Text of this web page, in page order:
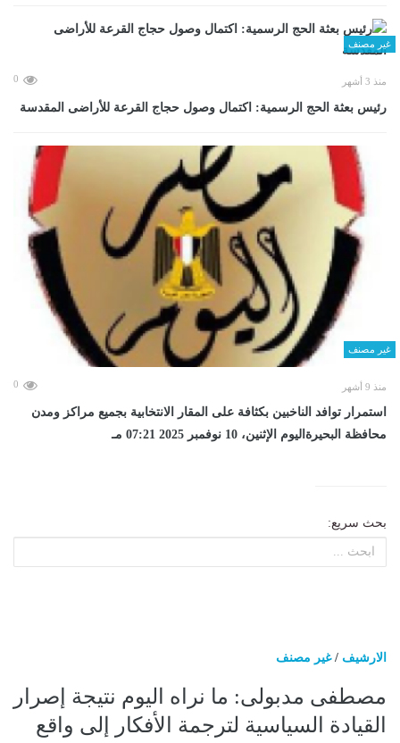
غير مصنف
منذ 3 أشهر 0
رئيس بعثة الحج الرسمية: اكتمال وصول حجاج القرعة للأراضى المقدسة
غير مصنف
منذ 9 أشهر 0
استمرار توافد الناخبين بكثافة على المقار الانتخابية بجميع مراكز ومدن
محافظة البحيرةاليوم الإثنين، 10 نوفمبر 2025 07:21 مـ
بحث سريع:
الارشيف /غير مصنف
مصطفى مدبولى: ما نراه اليوم نتيجة إصرار
القيادة السياسية لترجمة الأفكار إلى واقع